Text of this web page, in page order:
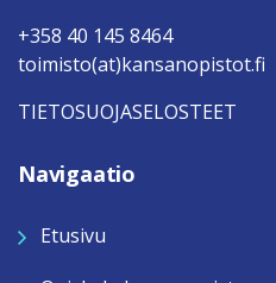
+358 40 145 8464
toimisto(at)kansanopistot.fi
TIETOSUOJASELOSTEET
Navigaatio
Etusivu